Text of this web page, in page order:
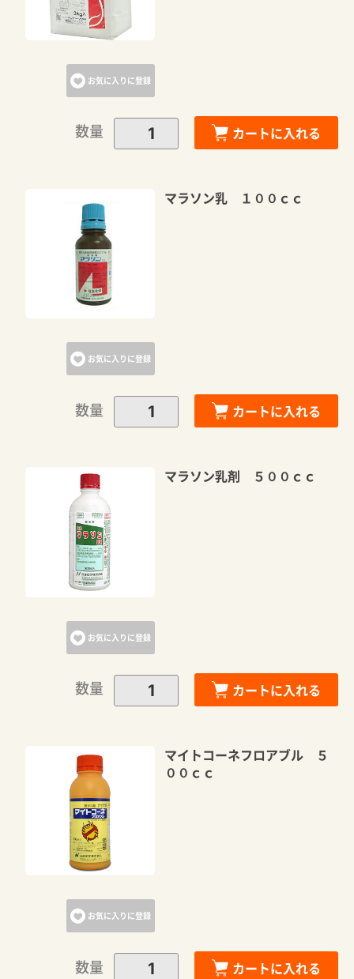
お気に入りに登録
数量 カートに入れる
お気に入りに登録
マラソン乳 １００ｃｃ
数量 カートに入れる
お気に入りに登録
マラソン乳剤 ５００ｃｃ
数量 カートに入れる
お気に入りに登録
マイトコーネフロアブル ５
００ｃｃ
数量 カートに入れる